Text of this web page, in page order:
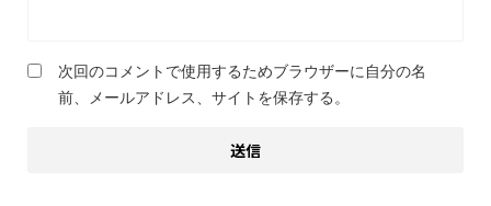
次回のコメントで使用するためブラウザーに自分の名
前、メールアドレス、サイトを保存する。